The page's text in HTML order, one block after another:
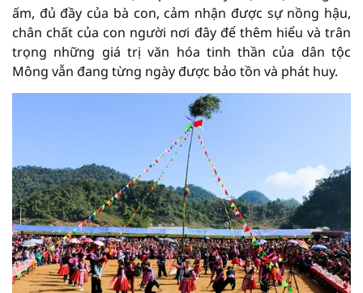
ấm, đủ đầy của bà con, cảm nhận được sự nồng hậu,
chân chất của con người nơi đây để thêm hiểu và trân
trọng những giá trị văn hóa tinh thần của dân tộc
Mông vẫn đang từng ngày được bảo tồn và phát huy.